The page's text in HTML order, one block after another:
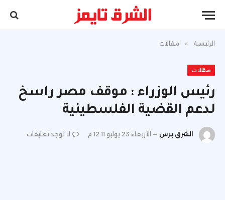
الرئيسية » مقالات
مقالات
رئيس الوزراء : موقف مصر راسخ
لدعم القضية الفلسطينية
الشرق برس الأربعاء 23 يوليو 12:11 م لا توجد تعليقات